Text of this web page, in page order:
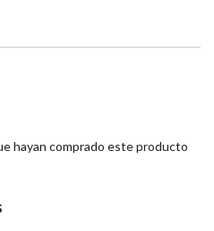
hayan comprado este producto